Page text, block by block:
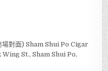
場對面) Sham Shui Po Cigar
St., Sham Shui Po,